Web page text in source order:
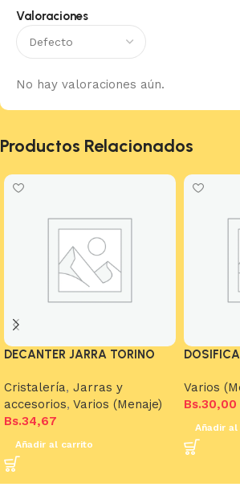
Valoraciones
No hay valoraciones aún.
Productos Relacionados
DECANTER JARRA TORINO
Cristalería, Jarras y
accesorios, Varios (Menaje)
Bs.34,67
Añadir al carrito
Varios
Bs.30,00
Añadir